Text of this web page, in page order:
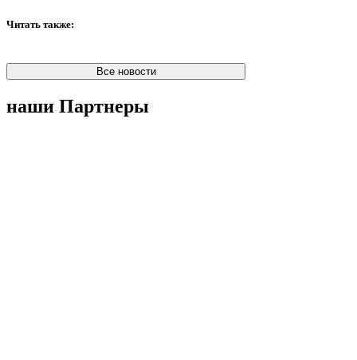
Читать также:
Все новости
наши Партнеры